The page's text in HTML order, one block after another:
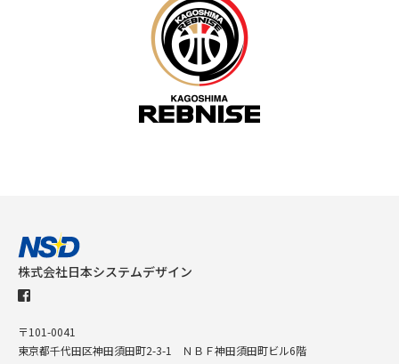
株式会社日本システムデザイン
〒101-0041
東京都千代田区神田須田町2-3-1 ＮＢＦ神田須田町ビル6階